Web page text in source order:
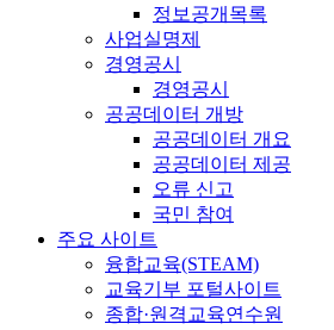
정보공개목록
사업실명제
경영공시
경영공시
공공데이터 개방
공공데이터 개요
공공데이터 제공
오류 신고
국민 참여
주요 사이트
융합교육(STEAM)
교육기부 포털사이트
종합·원격교육연수원